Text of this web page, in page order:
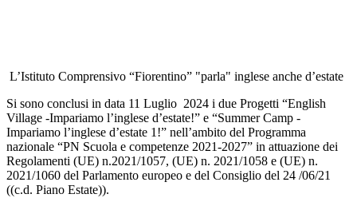
L’Istituto Comprensivo “Fiorentino” "parla" inglese anche d’estate
Si sono conclusi in data 11 Luglio 2024 i due Progetti “English
Village -Impariamo l’inglese d’estate!” e “Summer Camp -
Impariamo l’inglese d’estate 1!” nell’ambito del Programma
nazionale “PN Scuola e competenze 2021-2027” in attuazione dei
Regolamenti (UE) n.2021/1057, (UE) n. 2021/1058 e (UE) n.
2021/1060 del Parlamento europeo e del Consiglio del 24 /06/21
((c.d. Piano Estate)).